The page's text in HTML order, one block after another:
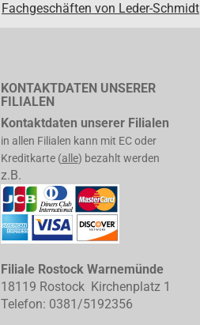
Fachgeschäften von Leder-Schmidt
KONTAKTDATEN UNSERER
FILIALEN
Kontaktdaten unserer Filialen
in allen Filialen kann mit EC oder
Kreditkarte (alle) bezahlt werden
z.B.
Filiale Rostock Warnemünde
18119 Rostock Kirchenplatz 1
Telefon: 0381/5192356